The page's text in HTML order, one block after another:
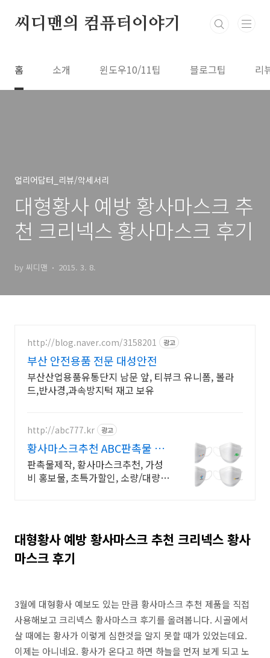
씨디맨의 컴퓨터이야기
홈 소개 윈도우10/11팁 블로그팁 리
얼리어답터_리뷰/악세서리
대형황사 예방 황사마스크 추
천 크리넥스 황사마스크 후기
by 씨디맨 2015. 3. 8.
http://blog.naver.com/3158201 광고
부산 안전용품 전문 대성안전
부산산업용품유통단지 남문 앞, 티뷰크 유니폼, 볼라
드,반사경,과속방지턱 재고 보유
http://abc777.kr 광고
황사마스크추천 ABC판촉물 기
업/관공서 후결제 !
판촉물제작, 황사마스크추천, 가성
비 홍보물, 초특가할인, 소량/대량,
대형황사 예방 황사마스크 추천 크리넥스 황사
마스크 후기
3월에 대형황사 예보도 있는 만큼 황사마스크 추천 제품을 직접
사용해보고 크리넥스 황사마스크 후기를 올려봅니다. 시골에서
살 때에는 황사가 이렇게 심한것을 알지 못할 때가 있었는데요.
이제는 아니네요. 황사가 온다고 하면 하늘을 먼저 보게 되고 노